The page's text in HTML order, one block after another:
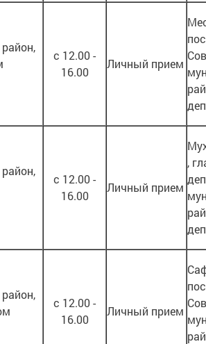
с 12.00 -
16.00
Личный прием
с 12.00 -
16.00
Личный прием
,
с 12.00 -
16.00
Личный прием